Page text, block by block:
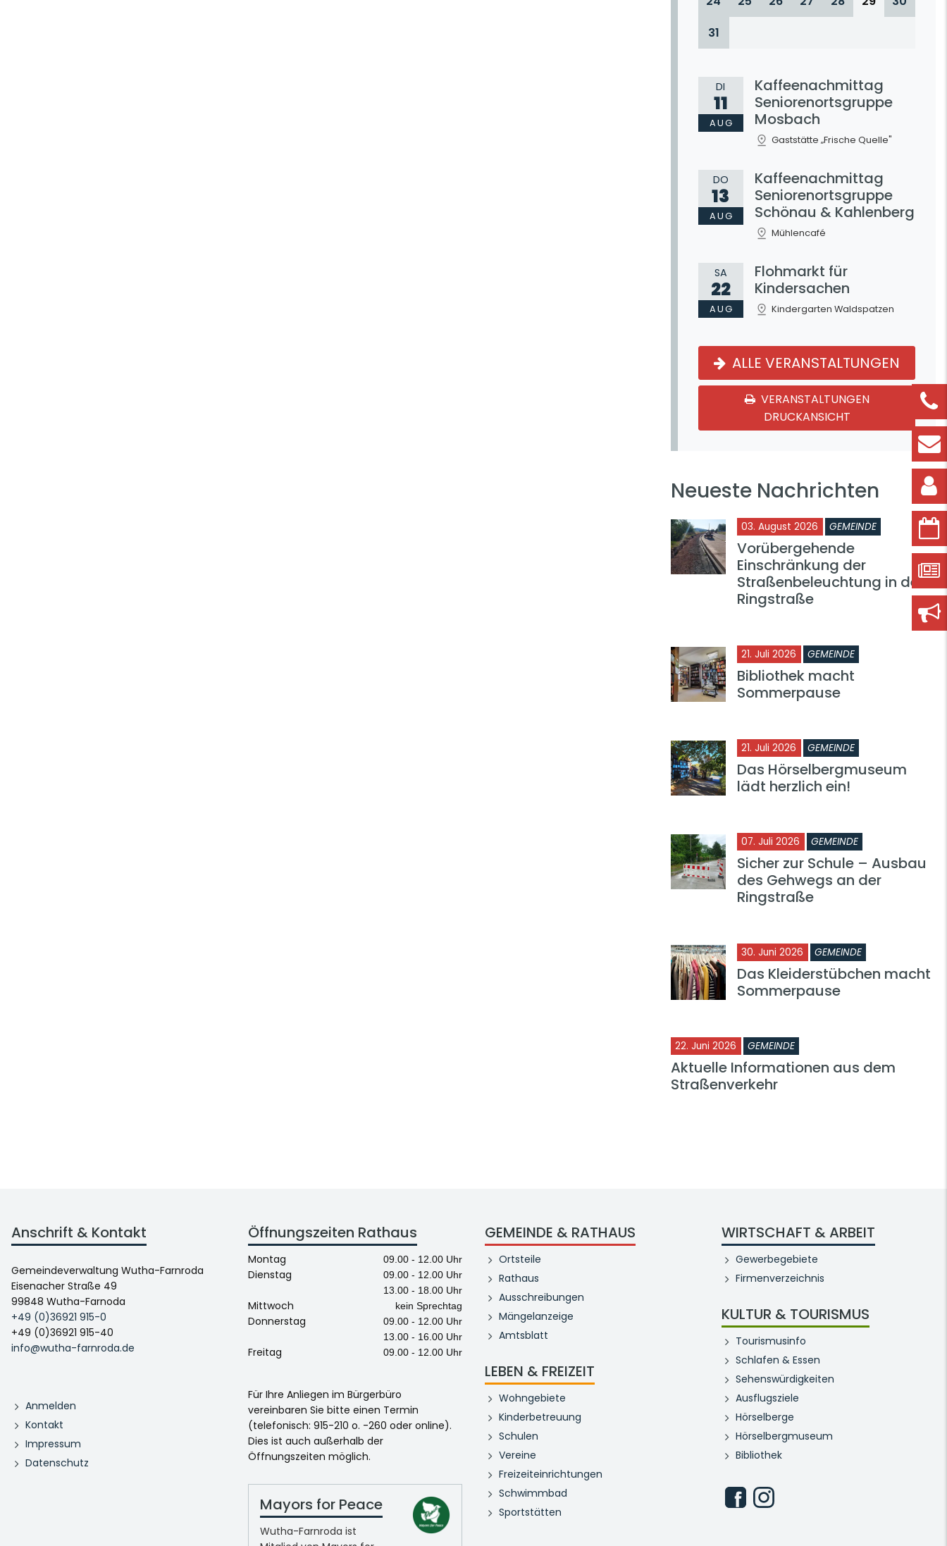
31
DI
11
AUG
Kaffeenachmittag
Seniorenortsgruppe
Mosbach
Gaststätte „Frische Quelle"
DO
13
AUG
Kaffeenachmittag
Seniorenortsgruppe
Schönau & Kahlenberg
Mühlencafé
SA
22
AUG
Flohmarkt für
Kindersachen
Kindergarten Waldspatzen
ALLE VERANSTALTUNGEN
VERANSTALTUNGEN
DRUCKANSICHT
Neueste Nachrichten
03. August 2026 GEMEINDE
Vorübergehende
Einschränkung der
Straßenbeleuchtung in der
Ringstraße
21. Juli 2026 GEMEINDE
Bibliothek macht
Sommerpause
21. Juli 2026 GEMEINDE
Das Hörselbergmuseum
lädt herzlich ein!
07. Juli 2026 GEMEINDE
Sicher zur Schule – Ausbau
des Gehwegs an der
Ringstraße
30. Juni 2026 GEMEINDE
Das Kleiderstübchen macht
Sommerpause
22. Juni 2026 GEMEINDE
Aktuelle Informationen aus dem
Straßenverkehr
Anschrift & Kontakt
Gemeindeverwaltung Wutha-Farnroda
Eisenacher Straße 49
99848 Wutha-Farnoda
+49 (0)36921 915-0
+49 (0)36921 915-40
info@wutha-farnroda.de
Anmelden
Kontakt
Impressum
Datenschutz
Öffnungszeiten Rathaus
Montag 09.00 - 12.00 Uhr
Dienstag
09.00 - 12.00 Uhr
13.00 - 18.00 Uhr
Mittwoch kein Sprechtag
Donnerstag
09.00 - 12.00 Uhr
13.00 - 16.00 Uhr
Freitag 09.00 - 12.00 Uhr
Für Ihre Anliegen im Bürgerbüro
vereinbaren Sie bitte einen Termin
(telefonisch: 915-210 o. -260 oder online).
Dies ist auch außerhalb der
Öffnungszeiten möglich.
Mayors for Peace
Wutha-Farnroda ist
GEMEINDE & RATHAUS
Ortsteile
Rathaus
Ausschreibungen
Mängelanzeige
Amtsblatt
LEBEN & FREIZEIT
Wohngebiete
Kinderbetreuung
Schulen
Vereine
Freizeiteinrichtungen
Schwimmbad
Sportstätten
WIRTSCHAFT & ARBEIT
Gewerbegebiete
Firmenverzeichnis
KULTUR & TOURISMUS
Tourismusinfo
Schlafen & Essen
Sehenswürdigkeiten
Ausflugsziele
Hörselberge
Hörselbergmuseum
Bibliothek